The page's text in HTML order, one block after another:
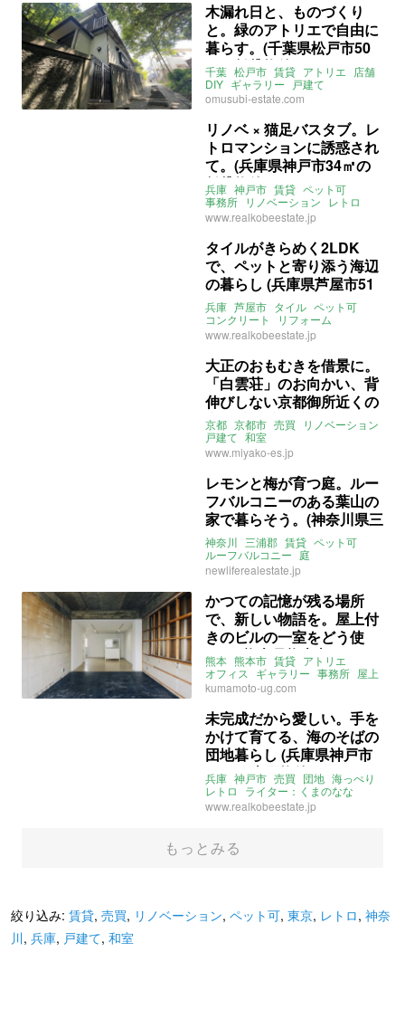
木漏れ日と、ものづくり
と。緑のアトリエで自由に
暮らす。(千葉県松戸市50
㎡の賃貸物件)
千葉 松戸市 賃貸 アトリエ
店舗
DIY ギャラリー
戸建て
ライター：くまのなな
omusubi-estate.com
リノベ × 猫足バスタブ。レ
トロマンションに誘惑され
て。(兵庫県神戸市34㎡の
賃貸物件)
兵庫 神戸市 賃貸 ペット可
事務所 リノベーション レトロ
ライター：くまのなな
www.realkobeestate.jp
タイルがきらめく2LDK
で、ペットと寄り添う海辺
の暮らし (兵庫県芦屋市51
㎡の賃貸物件)
兵庫 芦屋市 タイル ペット可
コンクリート
リフォーム
ライター：くまのなな
www.realkobeestate.jp
大正のおもむきを借景に。
「白雲荘」のお向かい、背
伸びしない京都御所近くの
家。(京都市上京区84㎡の
売買物件)
京都 京都市 売買
リノベーション
戸建て 和室
ライター：くまのなな
みやこエステート
www.miyako-es.jp
レモンと梅が育つ庭。ルー
フバルコニーのある葉山の
家で暮らそう。(神奈川県三
浦郡186㎡の賃貸物件)
神奈川 三浦郡 賃貸 ペット可
ルーフバルコニー 庭
ライター：くまのなな
newliferealestate.jp
かつての記憶が残る場所
で、新しい物語を。屋上付
きのビルの一室をどう使
う？ (熊本県熊本市48㎡の
賃貸物件)
熊本 熊本市 賃貸 アトリエ
オフィス
ギャラリー 事務所 屋上
リノベーション
ライター：くまのなな
あんぐら不動産
賃貸
kumamoto-ug.com
未完成だから愛しい。手を
かけて育てる、海のそばの
団地暮らし (兵庫県神戸市
73㎡の売買物件)
兵庫 神戸市 売買 団地 海っぺり
レトロ
ライター：くまのなな
売買
www.realkobeestate.jp
もっとみる
絞り込み: 賃貸, 売買, リノベーション, ペット可, 東京, レトロ, 神奈
川, 兵庫, 戸建て, 和室